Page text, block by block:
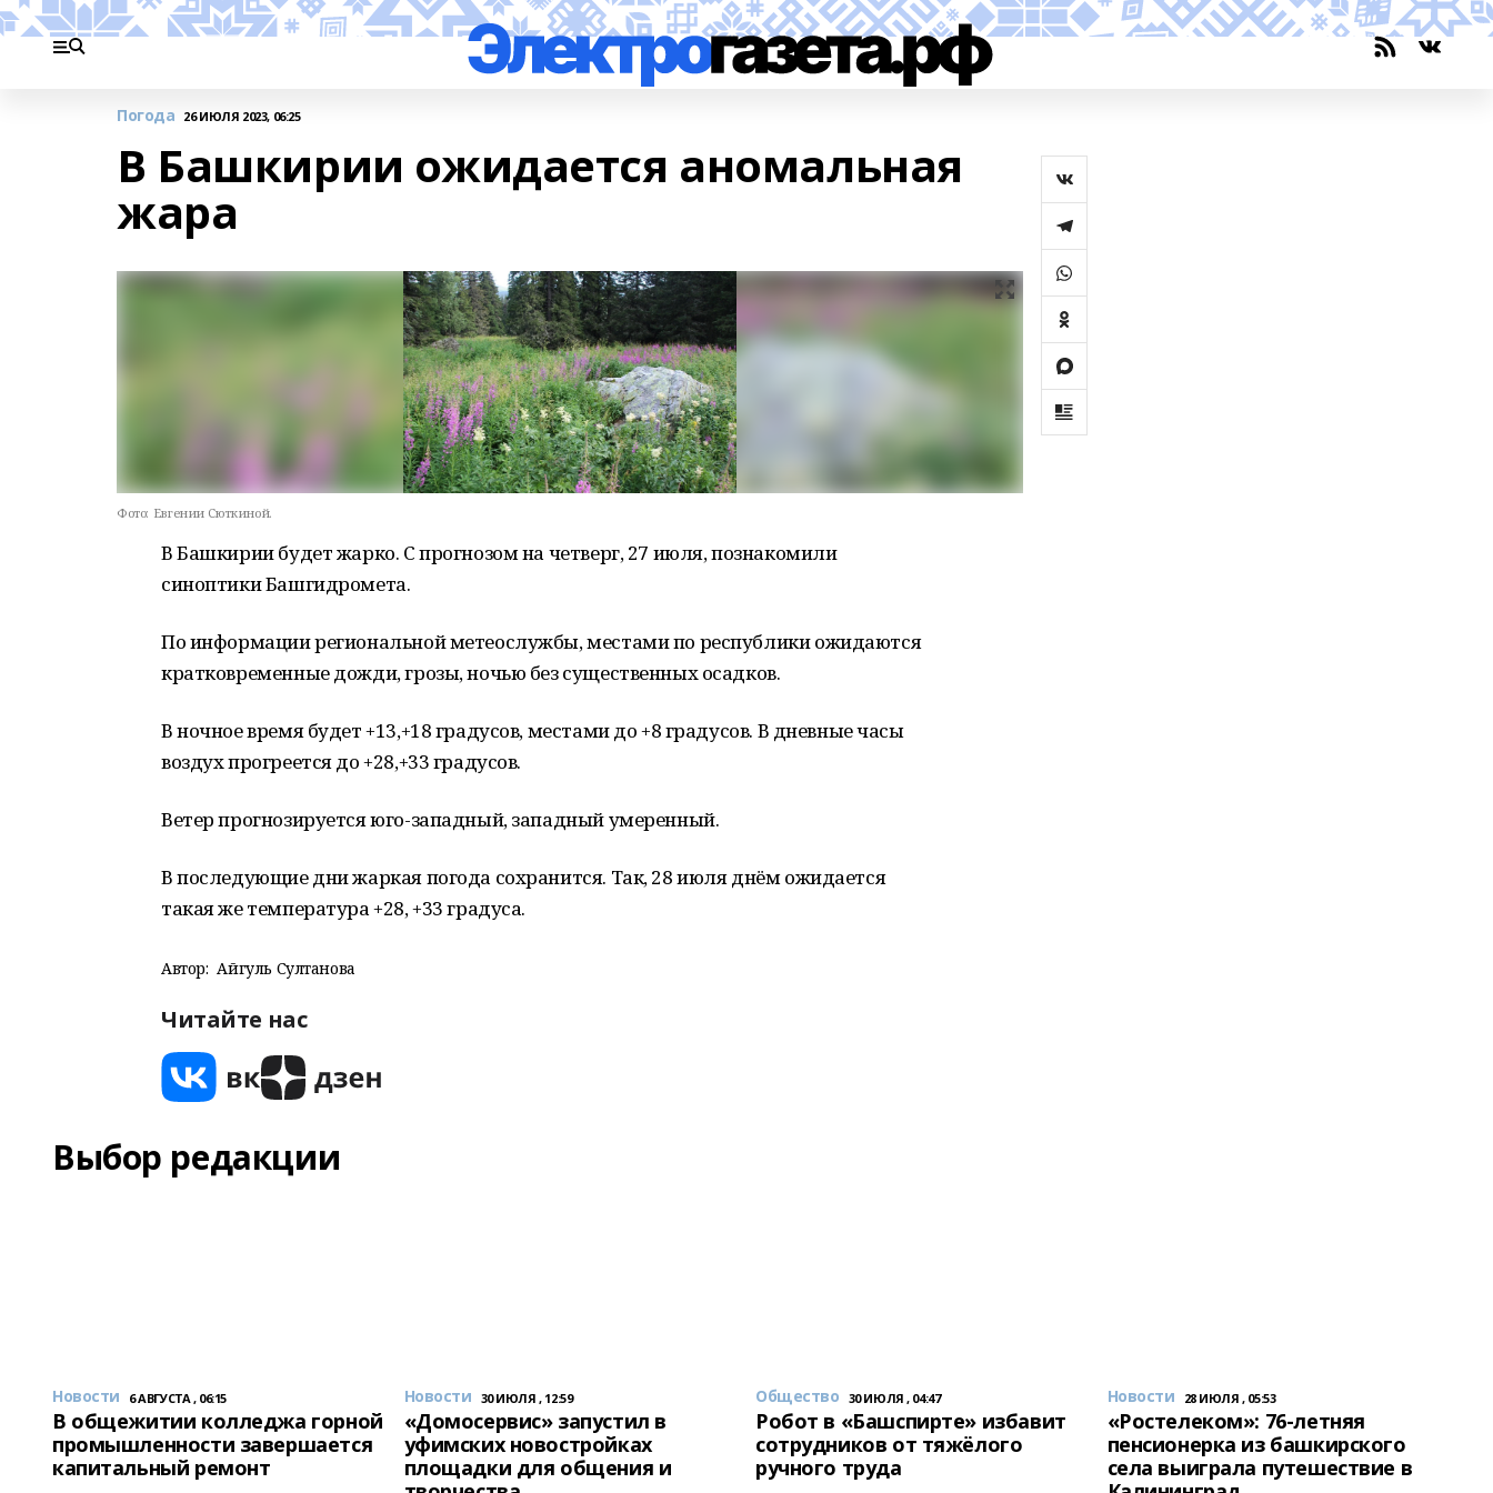
Погода 26 ИЮЛЯ 2023, 06:25
В Башкирии ожидается аномальная
жара
Фото: Евгении Сюткиной.
В Башкирии будет жарко. С прогнозом на четверг, 27 июля, познакомили
синоптики Башгидромета.
По информации региональной метеослужбы, местами по республики ожидаются
кратковременные дожди, грозы, ночью без существенных осадков.
В ночное время будет +13,+18 градусов, местами до +8 градусов. В дневные часы
воздух прогреется до +28,+33 градусов.
Ветер прогнозируется юго-западный, западный умеренный.
В последующие дни жаркая погода сохранится. Так, 28 июля днём ожидается
такая же температура +28, +33 градуса.
Автор: Айгуль Султанова
Читайте нас
Выбор редакции
Новости 6 АВГУСТА , 06:15
В общежитии колледжа горной
промышленности завершается
капитальный ремонт
Новости 30 ИЮЛЯ , 12:59
«Домосервис» запустил в
уфимских новостройках
площадки для общения и
Общество 30 ИЮЛЯ , 04:47
Робот в «Башспирте» избавит
сотрудников от тяжёлого
ручного труда
Новости 28 ИЮЛЯ , 05:53
«Ростелеком»: 76-летняя
пенсионерка из башкирского
села выиграла путешествие в